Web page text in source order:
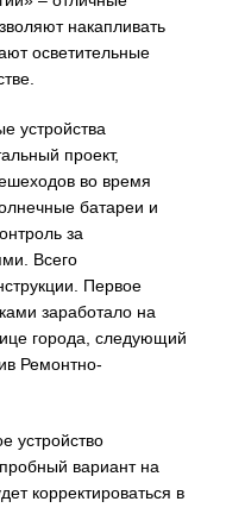
накапливать
осветительные
устройства
проект,
во время
батареи и
за
Всего
Первое
заработало на
города, следующий
Ремонтно-
устройство
вариант на
корректироваться в